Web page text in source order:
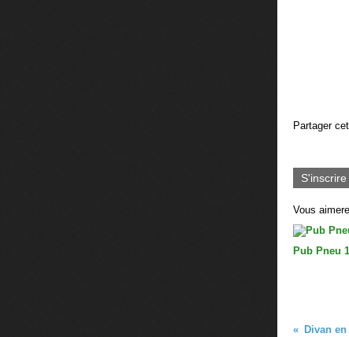
Partager
Vous
Pub Pneu